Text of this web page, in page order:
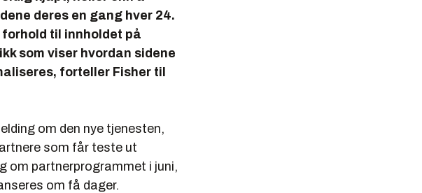
deres en gang hver 24.
til innholdet på
som viser hvordan sidene
forteller Fisher til
om den nye tjenesten,
som får teste ut
om partnerprogrammet i juni,
om få dager.